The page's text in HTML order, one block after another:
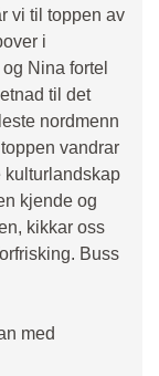
vi til toppen av
i
Nina fortel
til det
nordmenn
vandrar
kulturlandskap
kjende og
kikkar oss
Buss
med